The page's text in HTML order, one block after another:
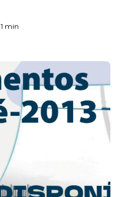
1 min